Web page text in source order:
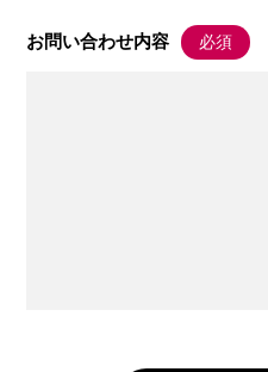
お問い合わせ内容 必須